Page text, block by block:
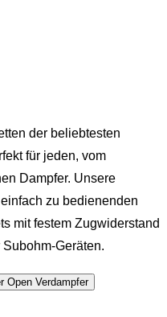
der beliebtesten
für jeden, vom
Dampfer. Unsere
zu bedienenden
mit festem Zugwiderstand
Geräten.
Open Verdampfer